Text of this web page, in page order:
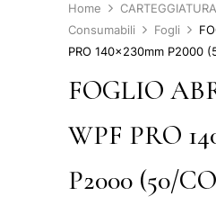
Home
Consumabili
Fogli
PRO 140x230mm P2000
FOGLIO
WPF PRO
P2000 (50/